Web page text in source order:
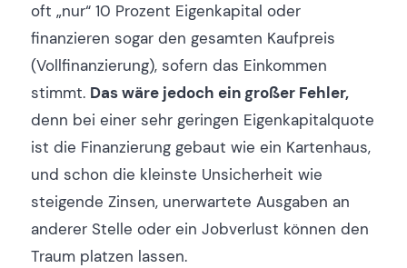
oft „nur“ 10 Prozent Eigenkapital oder
finanzieren sogar den gesamten Kaufpreis
(Vollfinanzierung), sofern das Einkommen
stimmt. Das wäre jedoch ein großer Fehler,
denn bei einer sehr geringen Eigenkapitalquote
ist die Finanzierung gebaut wie ein Kartenhaus,
und schon die kleinste Unsicherheit wie
steigende Zinsen, unerwartete Ausgaben an
anderer Stelle oder ein Jobverlust können den
Traum platzen lassen.